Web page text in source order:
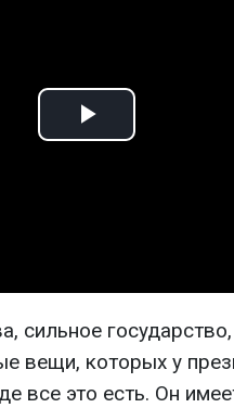
Play
сильное
вещи, которых у
все это есть. Он